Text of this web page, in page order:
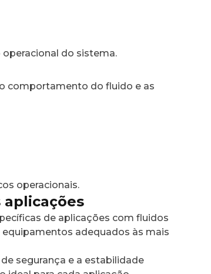
do sistema.
comportamento do fluido e as
operacionais.
aplicações
de aplicações com fluidos
adequados às mais
segurança e a estabilidade